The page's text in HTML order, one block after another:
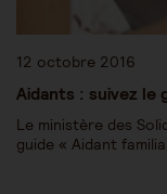
12 octobre 2016
Aidants : suivez le
Le ministère des
guide « Aidant